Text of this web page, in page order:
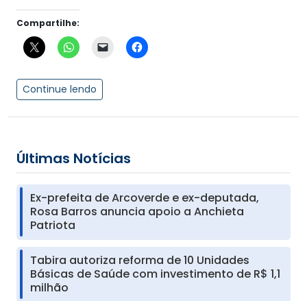
Compartilhe:
Continue lendo
Últimas Notícias
Ex-prefeita de Arcoverde e ex-deputada,
Rosa Barros anuncia apoio a Anchieta
Patriota
Tabira autoriza reforma de 10 Unidades
Básicas de Saúde com investimento de R$ 1,1
milhão